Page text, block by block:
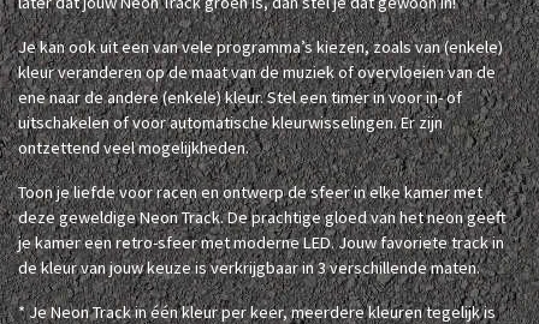
Je kan ook uit een van vele programma’s kiezen, zoals van (enkele)
kleur veranderen op de maat van de muziek of overvloeien van de
ene naar de andere (enkele) kleur. Stel een timer in voor in- of
uitschakelen of voor automatische kleurwisselingen. Er zijn
ontzettend veel mogelijkheden.
Toon je liefde voor racen en ontwerp de sfeer in elke kamer met
deze geweldige Neon Track. De prachtige gloed van het neon geeft
je kamer een retro-sfeer met moderne LED. Jouw favoriete track in
de kleur van jouw keuze is verkrijgbaar in 3 verschillende maten.
* Je Neon Track in één kleur per keer, meerdere kleuren tegelijk is